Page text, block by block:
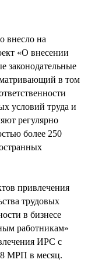
внесло на
«О внесении
законодательные
в том
условий труда и
регулярно
более 250
привлечения
трудовых
в бизнесе
работникам»
ИРС с
8 МРП в месяц.